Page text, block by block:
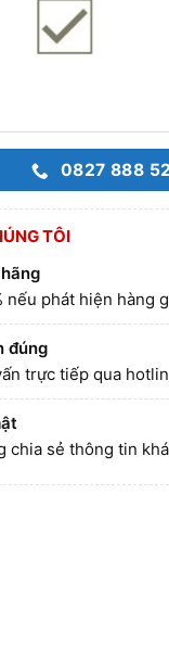
0827 888
TÔI
nếu phát hiện hàng
đúng
trực tiếp qua
chia sẻ thông tin